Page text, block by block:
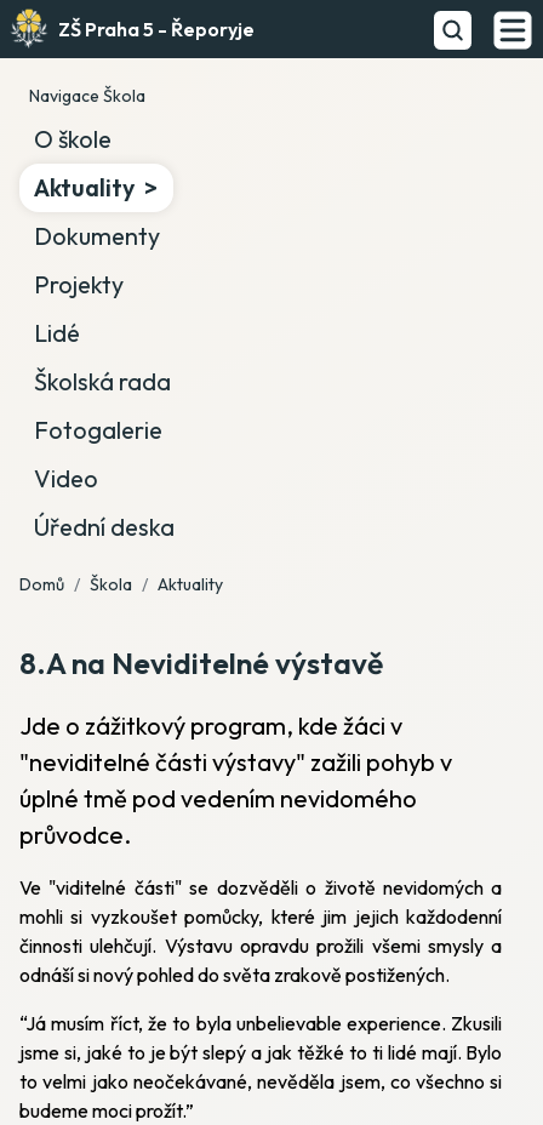
ZŠ Praha 5 - Řeporyje
Navigace Škola
O škole
Aktuality
Dokumenty
Projekty
Lidé
Školská rada
Fotogalerie
Video
Úřední deska
Domů Škola Aktuality
8.A na Neviditelné výstavě
Jde o zážitkový program, kde žáci v
"neviditelné části výstavy" zažili pohyb v
úplné tmě pod vedením nevidomého
průvodce.
Ve "viditelné části" se dozvěděli o životě nevidomých a
mohli si vyzkoušet pomůcky, které jim jejich každodenní
činnosti ulehčují. Výstavu opravdu prožili všemi smysly a
odnáší si nový pohled do světa zrakově postižených.
“Já musím říct, že to byla unbelievable experience. Zkusili
jsme si, jaké to je být slepý a jak těžké to ti lidé mají. Bylo
to velmi jako neočekávané, nevěděla jsem, co všechno si
budeme moci prožít.”